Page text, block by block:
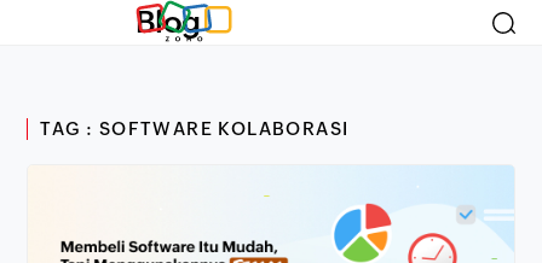
Blog
TAG : SOFTWARE KOLABORASI